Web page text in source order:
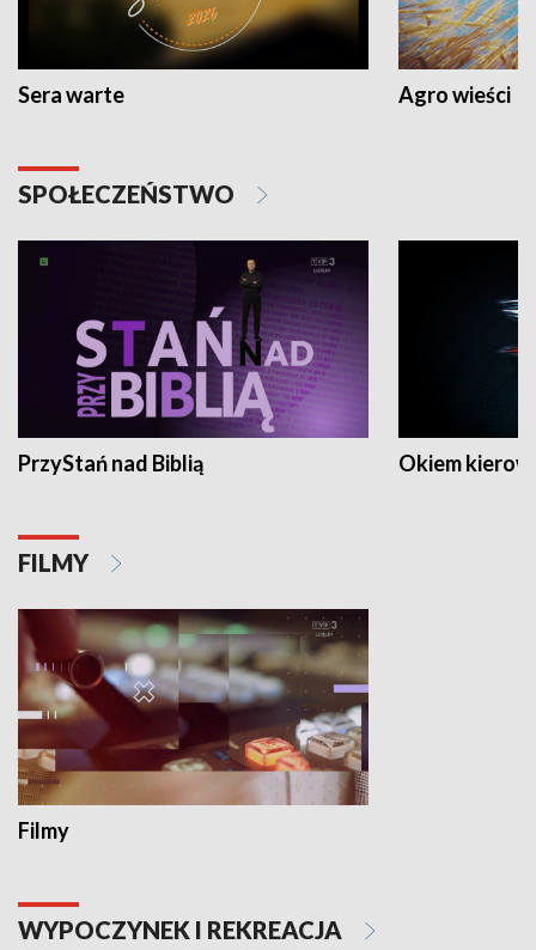
Sera warte Agro wieści
SPOŁECZEŃSTWO
PrzyStań nad Biblią Okiem
FILMY
Filmy
WYPOCZYNEK I REKREACJA